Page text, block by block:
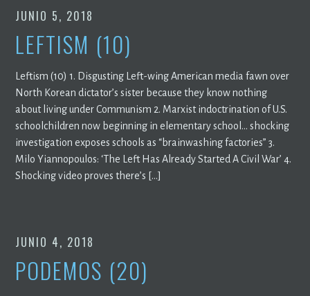
JUNIO 5, 2018
LEFTISM (10)
Leftism (10) 1. Disgusting Left-wing American media fawn over
North Korean dictator’s sister because they know nothing
about living under Communism 2. Marxist indoctrination of U.S.
schoolchildren now beginning in elementary school… shocking
investigation exposes schools as “brainwashing factories” 3.
Milo Yiannopoulos: ‘The Left Has Already Started A Civil War’ 4.
Shocking video proves there’s […]
JUNIO 4, 2018
PODEMOS (20)